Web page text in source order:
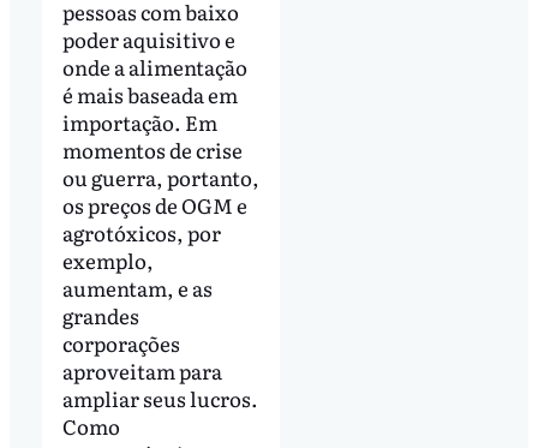
pessoas com baixo
poder aquisitivo e
onde a alimentação
é mais baseada em
importação. Em
momentos de crise
ou guerra, portanto,
os preços de OGM e
agrotóxicos, por
exemplo,
aumentam, e as
grandes
corporações
aproveitam para
ampliar seus lucros.
Como